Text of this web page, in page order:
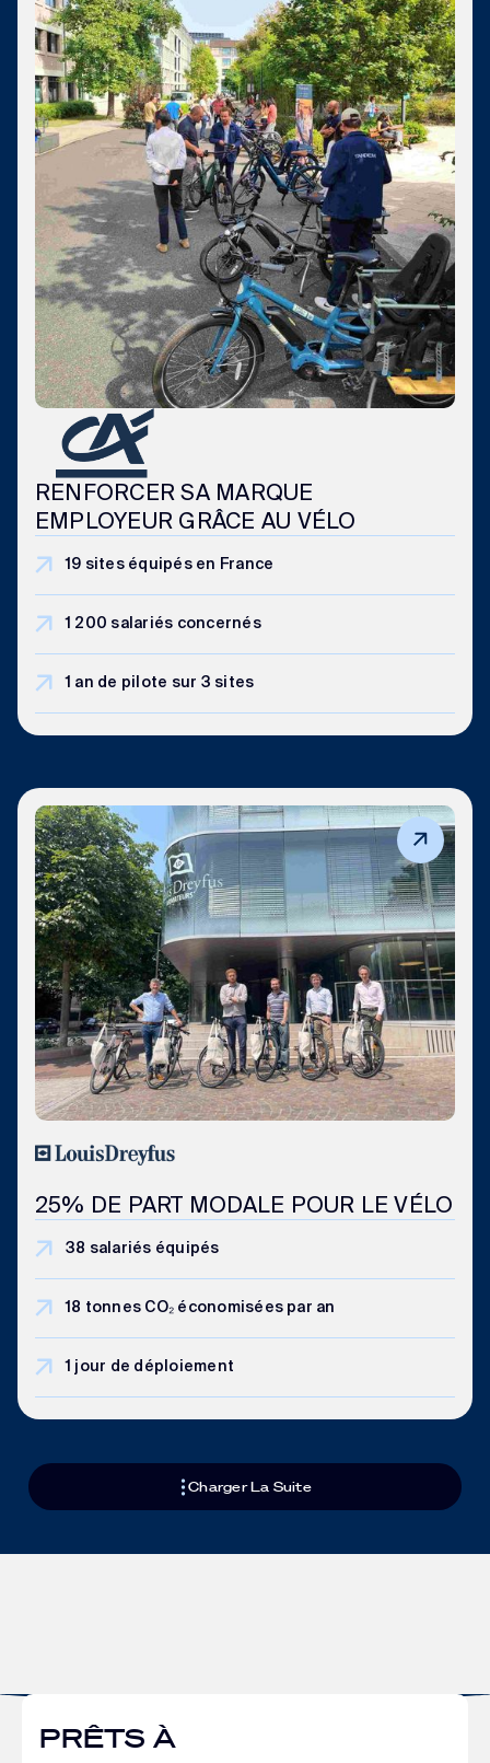
RENFORCER SA MARQUE
EMPLOYEUR GRÂCE AU VÉLO
19 sites équipés en France
1 200 salariés concernés
1 an de pilote sur 3 sites
25% DE PART MODALE POUR LE VÉLO
38 salariés équipés
18 tonnes CO₂ économisées par an
1 jour de déploiement
Charger La Suite
PRÊTS À